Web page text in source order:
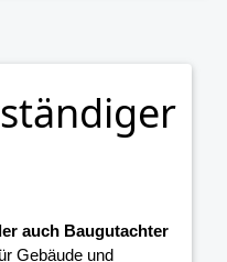
auch Baugutachter
Gebäude und